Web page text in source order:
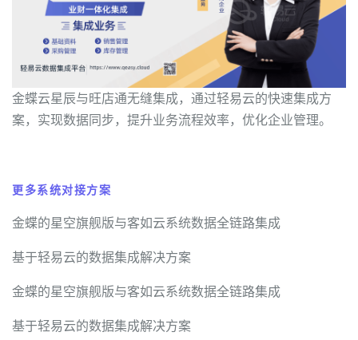
金蝶云星辰与旺店通无缝集成，通过轻易云的快速集成方
案，实现数据同步，提升业务流程效率，优化企业管理。
更多系统对接方案
金蝶的星空旗舰版与客如云系统数据全链路集成
基于轻易云的数据集成解决方案
金蝶的星空旗舰版与客如云系统数据全链路集成
基于轻易云的数据集成解决方案